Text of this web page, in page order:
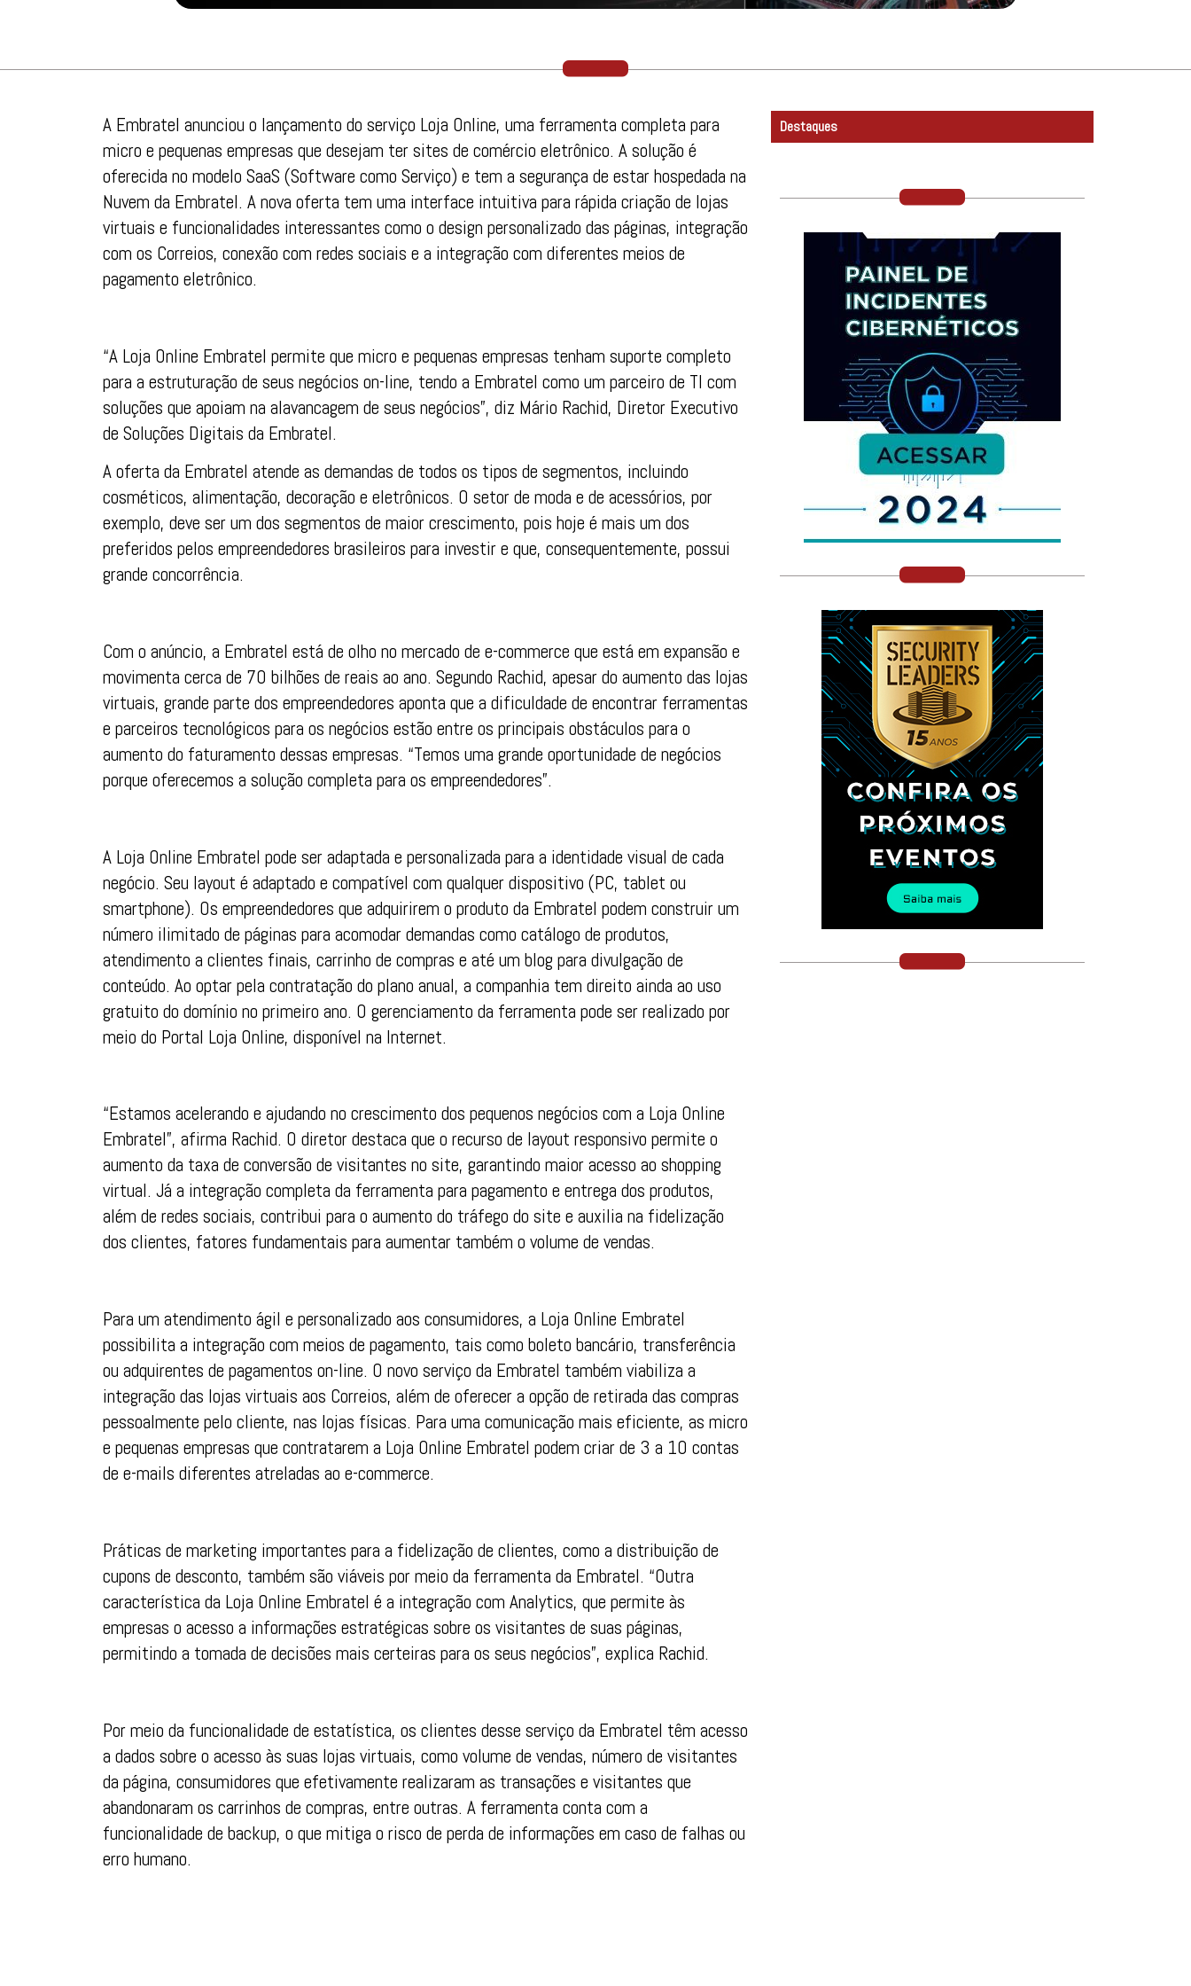
A Embratel anunciou o lançamento do serviço Loja Online, uma ferramenta completa para
micro e pequenas empresas que desejam ter sites de comércio eletrônico. A solução é
oferecida no modelo SaaS (Software como Serviço) e tem a segurança de estar hospedada na
Nuvem da Embratel. A nova oferta tem uma interface intuitiva para rápida criação de lojas
virtuais e funcionalidades interessantes como o design personalizado das páginas, integração
com os Correios, conexão com redes sociais e a integração com diferentes meios de
pagamento eletrônico.
“A Loja Online Embratel permite que micro e pequenas empresas tenham suporte completo
para a estruturação de seus negócios on-line, tendo a Embratel como um parceiro de TI com
soluções que apoiam na alavancagem de seus negócios”, diz Mário Rachid, Diretor Executivo
de Soluções Digitais da Embratel.
A oferta da Embratel atende as demandas de todos os tipos de segmentos, incluindo
cosméticos, alimentação, decoração e eletrônicos. O setor de moda e de acessórios, por
exemplo, deve ser um dos segmentos de maior crescimento, pois hoje é mais um dos
preferidos pelos empreendedores brasileiros para investir e que, consequentemente, possui
grande concorrência.
Com o anúncio, a Embratel está de olho no mercado de e-commerce que está em expansão e
movimenta cerca de 70 bilhões de reais ao ano. Segundo Rachid, apesar do aumento das lojas
virtuais, grande parte dos empreendedores aponta que a dificuldade de encontrar ferramentas
e parceiros tecnológicos para os negócios estão entre os principais obstáculos para o
aumento do faturamento dessas empresas. “Temos uma grande oportunidade de negócios
porque oferecemos a solução completa para os empreendedores”.
A Loja Online Embratel pode ser adaptada e personalizada para a identidade visual de cada
negócio. Seu layout é adaptado e compatível com qualquer dispositivo (PC, tablet ou
smartphone). Os empreendedores que adquirirem o produto da Embratel podem construir um
número ilimitado de páginas para acomodar demandas como catálogo de produtos,
atendimento a clientes finais, carrinho de compras e até um blog para divulgação de
conteúdo. Ao optar pela contratação do plano anual, a companhia tem direito ainda ao uso
gratuito do domínio no primeiro ano. O gerenciamento da ferramenta pode ser realizado por
meio do Portal Loja Online, disponível na Internet.
“Estamos acelerando e ajudando no crescimento dos pequenos negócios com a Loja Online
Embratel”, afirma Rachid. O diretor destaca que o recurso de layout responsivo permite o
aumento da taxa de conversão de visitantes no site, garantindo maior acesso ao shopping
virtual. Já a integração completa da ferramenta para pagamento e entrega dos produtos,
além de redes sociais, contribui para o aumento do tráfego do site e auxilia na fidelização
dos clientes, fatores fundamentais para aumentar também o volume de vendas.
Para um atendimento ágil e personalizado aos consumidores, a Loja Online Embratel
possibilita a integração com meios de pagamento, tais como boleto bancário, transferência
ou adquirentes de pagamentos on-line. O novo serviço da Embratel também viabiliza a
integração das lojas virtuais aos Correios, além de oferecer a opção de retirada das compras
pessoalmente pelo cliente, nas lojas físicas. Para uma comunicação mais eficiente, as micro
e pequenas empresas que contratarem a Loja Online Embratel podem criar de 3 a 10 contas
de e-mails diferentes atreladas ao e-commerce.
Práticas de marketing importantes para a fidelização de clientes, como a distribuição de
cupons de desconto, também são viáveis por meio da ferramenta da Embratel. “Outra
característica da Loja Online Embratel é a integração com Analytics, que permite às
empresas o acesso a informações estratégicas sobre os visitantes de suas páginas,
permitindo a tomada de decisões mais certeiras para os seus negócios”, explica Rachid.
Por meio da funcionalidade de estatística, os clientes desse serviço da Embratel têm acesso
a dados sobre o acesso às suas lojas virtuais, como volume de vendas, número de visitantes
da página, consumidores que efetivamente realizaram as transações e visitantes que
abandonaram os carrinhos de compras, entre outras. A ferramenta conta com a
funcionalidade de backup, o que mitiga o risco de perda de informações em caso de falhas ou
erro humano.
Destaques